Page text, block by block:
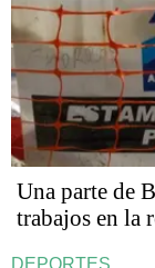
Una parte de
trabajos en la
DEPORTES.